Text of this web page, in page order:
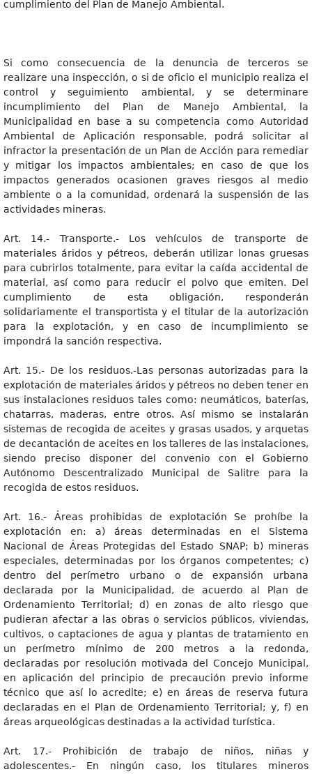
cumplimiento del Plan de Manejo Ambiental.
Si como consecuencia de la denuncia de terceros se
realizare una inspección, o si de oficio el municipio realiza el
control y seguimiento ambiental, y se determinare
incumplimiento del Plan de Manejo Ambiental, la
Municipalidad en base a su competencia como Autoridad
Ambiental de Aplicación responsable, podrá solicitar al
infractor la presentación de un Plan de Acción para remediar
y mitigar los impactos ambientales; en caso de que los
impactos generados ocasionen graves riesgos al medio
ambiente o a la comunidad, ordenará la suspensión de las
actividades mineras.
Art. 14.- Transporte.- Los vehículos de transporte de
materiales áridos y pétreos, deberán utilizar lonas gruesas
para cubrirlos totalmente, para evitar la caída accidental de
material, así como para reducir el polvo que emiten. Del
cumplimiento de esta obligación, responderán
solidariamente el transportista y el titular de la autorización
para la explotación, y en caso de incumplimiento se
impondrá la sanción respectiva.
Art. 15.- De los residuos.-Las personas autorizadas para la
explotación de materiales áridos y pétreos no deben tener en
sus instalaciones residuos tales como: neumáticos, baterías,
chatarras, maderas, entre otros. Así mismo se instalarán
sistemas de recogida de aceites y grasas usados, y arquetas
de decantación de aceites en los talleres de las instalaciones,
siendo preciso disponer del convenio con el Gobierno
Autónomo Descentralizado Municipal de Salitre para la
recogida de estos residuos.
Art. 16.- Áreas prohibidas de explotación Se prohíbe la
explotación en: a) áreas determinadas en el Sistema
Nacional de Áreas Protegidas del Estado SNAP; b) mineras
especiales, determinadas por los órganos competentes; c)
dentro del perímetro urbano o de expansión urbana
declarada por la Municipalidad, de acuerdo al Plan de
Ordenamiento Territorial; d) en zonas de alto riesgo que
pudieran afectar a las obras o servicios públicos, viviendas,
cultivos, o captaciones de agua y plantas de tratamiento en
un perímetro mínimo de 200 metros a la redonda,
declaradas por resolución motivada del Concejo Municipal,
en aplicación del principio de precaución previo informe
técnico que así lo acredite; e) en áreas de reserva futura
declaradas en el Plan de Ordenamiento Territorial; y, f) en
áreas arqueológicas destinadas a la actividad turística.
Art. 17.- Prohibición de trabajo de niños, niñas y
adolescentes.- En ningún caso, los titulares mineros